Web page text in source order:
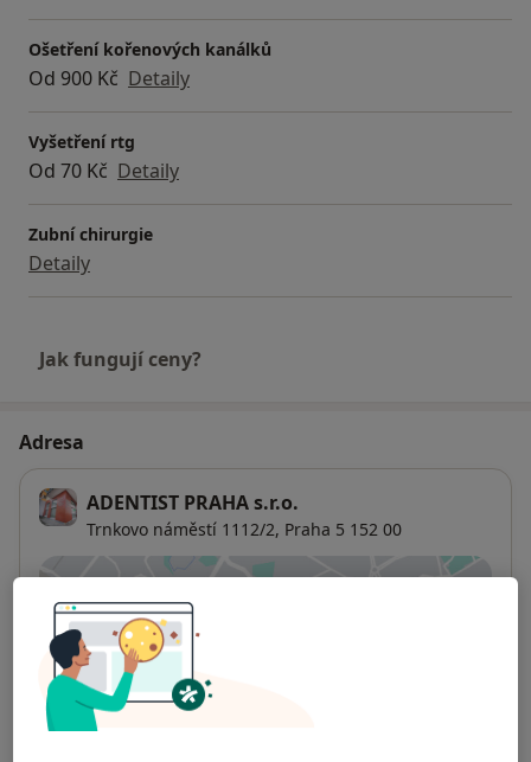
Ošetření kořenových kanálků
Od 900 Kč Detaily
Vyšetření rtg
Od 70 Kč Detaily
Zubní chirurgie
Detaily
Jak fungují ceny?
Adresa
ADENTIST PRAHA s.r.o.
Trnkovo náměstí 1112/2, Praha 5 152 00
Dostupnost
Na této adrese online kalendář není aktivní
Co mám v takové situaci udělat?